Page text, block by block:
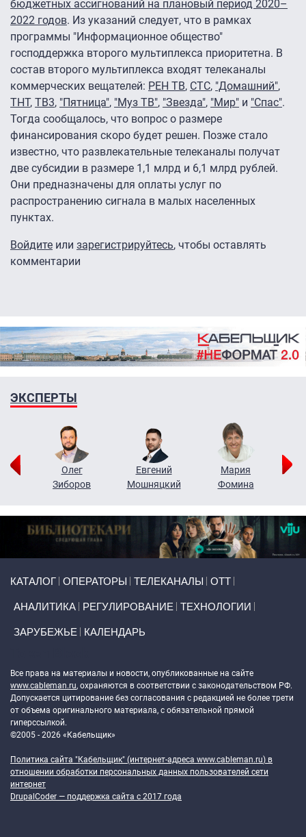
бюджетных ассигнований на плановый период 2020–
2022 годов. Из указаний следует, что в рамках
программы "Информационное общество"
господдержка второго мультиплекса приоритетна. В
состав второго мультиплекса входят телеканалы
коммерческих вещателей: РЕН ТВ, СТС, "Домашний",
ТНТ, ТВ3, "Пятница", "Муз ТВ", "Звезда", "Мир" и "Спас".
Тогда сообщалось, что вопрос о размере
финансирования скоро будет решен. Позже стало
известно, что развлекательные телеканалы получат
две субсидии в размере 1,1 млрд и 6,1 млрд рублей.
Они предназначены для оплаты услуг по
распространению сигнала в малых населенных
пунктах.
Войдите или зарегистрируйтесь, чтобы оставлять
комментарии
ЭКСПЕРТЫ
Олег
Зиборов
Евгений
Мошняцкий
Мария
Фомина
КАТАЛОГ ОПЕРАТОРЫ ТЕЛЕКАНАЛЫ ОТТ
АНАЛИТИКА РЕГУЛИРОВАНИЕ ТЕХНОЛОГИИ
ЗАРУБЕЖЬЕ КАЛЕНДАРЬ
Все права на материалы и новости, опубликованные на сайте
www.cableman.ru, охраняются в соответствии с законодательством РФ.
Допускается цитирование без согласования с редакцией не более трети
от объема оригинального материала, с обязательной прямой
гиперссылкой.
©2005 - 2026 «Кабельщик»
Политика сайта "Кабельщик" (интернет-адреса www.cableman.ru) в
отношении обработки персональных данных пользователей сети
интернет
DrupalCoder — поддержка сайта c 2017 года